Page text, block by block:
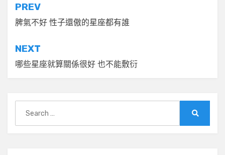
文
章
導
覽
PREV
脾氣不好 性子還傲的星座都有誰
NEXT
哪些星座就算關係很好 也不能敷衍
for: